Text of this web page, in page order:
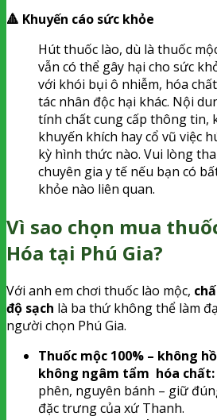
🔺 Khuyến cáo sức khỏe
Hút thuốc lào, dù là thuốc
vẫn có thể gây hại cho sức
với khói bụi ô nhiễm, hóa
tác nhân độc hại khác. Nội
tính chất cung cấp thông tin,
khuyến khích hay cổ vũ việc
kỳ hình thức nào. Vui lòng
chuyên gia y tế nếu bạn có
khỏe nào liên quan.
Vì sao chọn mua
Hóa tại Phú Gia?
Với anh em chơi thuốc lào mộc,
độ sạch là ba thứ không thể làm
người chọn Phú Gia.
Thuốc mộc 100% – không
không ngâm tẩm hóa chất:
phên, nguyên bánh – giữ
đặc trưng của xứ Thanh.